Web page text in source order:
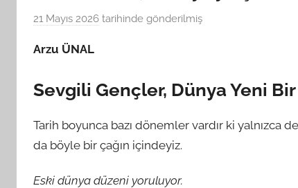
21 Mayıs 2026 tarihinde gönderilmiş
M
a
Arzu ÜNAL
Sevgili Gençler, Dünya Yeni
Tarih boyunca bazı dönemler vardır ki yalnızca
da böyle bir çağın içindeyiz.
Eski dünya düzeni yoruluyor.